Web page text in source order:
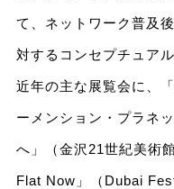
て、ネットワーク普及
対するコンセプチュア
近年の主な展覧会に、
ーメンション・プラネ
へ」（金沢21世紀美術
Flat Now」（Dubai